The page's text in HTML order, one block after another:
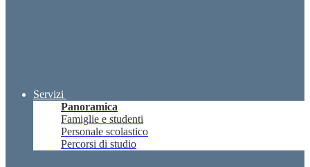
Servizi
Panoramica
Famiglie e studenti
Personale scolastico
Percorsi di studio